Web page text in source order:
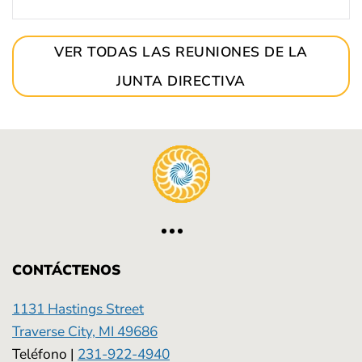
VER TODAS LAS REUNIONES DE LA
JUNTA DIRECTIVA
CONTÁCTENOS
1131 Hastings Street
Traverse City, MI 49686
Teléfono | 231-922-4940